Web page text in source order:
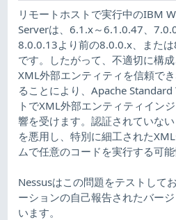
リモートホストで実行中のIBM
Serverは、6.1.x～6.1.0.47、
8.0.0.13より前の8.0.0.x、また
です。したがって、不適切に構
XML外部エンティティを信頼で
ることにより、Apache
トでXML外部エンティティイン
響を受けます。認証されていな
を悪用し、特別に細工された
ムで任意のコードを実行する可能
Nessusはこの問題をテストして
ーションの自己報告されたバー
います。